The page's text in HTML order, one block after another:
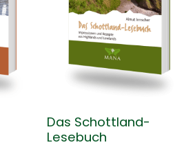
Das Schottland-
Lesebuch